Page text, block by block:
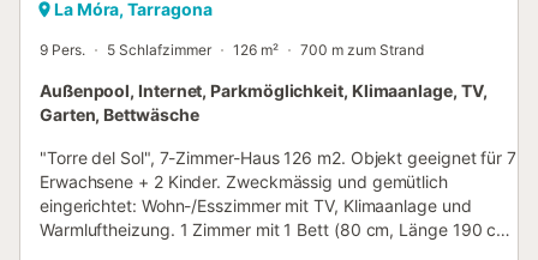
La Móra, Tarragona
9 Pers. 5 Schlafzimmer 126 m² 700 m zum Strand
Außenpool, Internet, Parkmöglichkeit, Klimaanlage, TV,
Garten, Bettwäsche
"Torre del Sol", 7-Zimmer-Haus 126 m2. Objekt geeignet für 7
Erwachsene + 2 Kinder. Zweckmässig und gemütlich
eingerichtet: Wohn-/Esszimmer mit TV, Klimaanlage und
Warmluftheizung. 1 Zimmer mit 1 Bett (80 cm, Länge 190 cm).